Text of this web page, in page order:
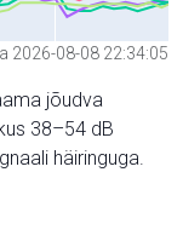
2026-08-08 22:34:05
jõudva
38–54 dB
häiringuga.